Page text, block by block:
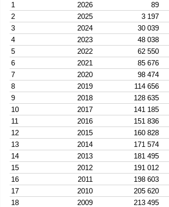
1
2026 89
2
2025 3 197
3
2024 30 039
4
2023 48 038
5
2022 62 550
6
2021 85 676
7
2020 98 474
8
2019 114 656
9
2018 128 635
10
2017 141 185
11
2016 151 836
12
2015 160 828
13
2014 171 574
14
2013 181 495
15
2012 191 012
16
2011 198 603
17
2010 205 620
18
2009 213 495